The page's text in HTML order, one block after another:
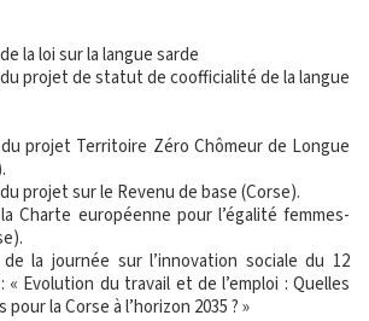
la loi sur la langue sarde
projet de statut de coofficialité de la langue
projet Territoire Zéro Chômeur de Longue
projet sur le Revenu de base (Corse).
Charte européenne pour l’égalité femmes-
la journée sur l’innovation sociale du 12
« Evolution du travail et de l’emploi : Quelles
la Corse à l’horizon 2035 ? »